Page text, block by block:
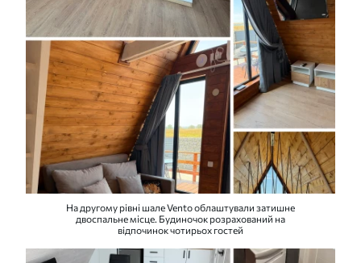
На другому рівні шале Vento облаштували затишне
двоспальне місце. Будиночок розрахований на
відпочинок чотирьох гостей